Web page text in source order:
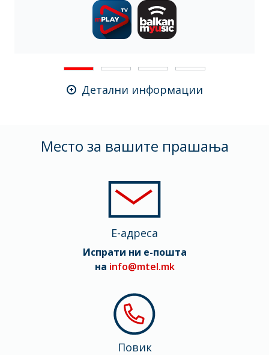
Детални информации
Mесто за вашите прашања
E-адреса
Испрати ни е-пошта
на info@mtel.mk
Повик